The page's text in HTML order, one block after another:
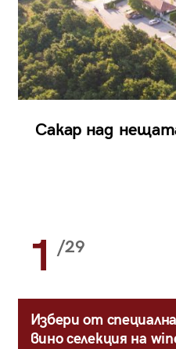
Сакар над
1 /29
Избери от
вино селекция на